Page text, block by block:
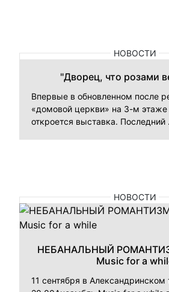
НОВОСТИ
"Дворец, что розами
Впервые в обновленном после
«домовой церкви» на 3-м этаже
откроется выставка. Последний
НОВОСТИ
НЕБАНАЛЬНЫЙ
Music for a
11 сентября в Александринском